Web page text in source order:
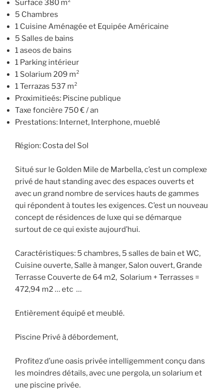
Surface 380 m²
5 Chambres
1 Cuisine Aménagée et Equipée Américaine
5 Salles de bains
1 aseos de bains
1 Parking intérieur
1 Solarium 209 m²
1 Terrazas 537 m²
Proximitieés: Piscine publique
Taxe foncière 750 € / an
Prestations: Internet, Interphone, mueblé
Région: Costa del Sol
Situé sur le Golden Mile de Marbella, c’est un complexe
privé de haut standing avec des espaces ouverts et
avec un grand nombre de services hauts de gammes
qui répondent à toutes les exigences. C’est un nouveau
concept de résidences de luxe qui se démarque
surtout de ce qui existe aujourd’hui.
Caractéristiques: 5 chambres, 5 salles de bain et WC,
Cuisine ouverte, Salle à manger, Salon ouvert, Grande
Terrasse Couverte de 64 m2, Solarium + Terrasses =
472,94 m2 … etc …
Entièrement équipé et meublé.
Piscine Privé à débordement,
Profitez d’une oasis privée intelligemment conçu dans
les moindres détails, avec une pergola, un solarium et
une piscine privée.